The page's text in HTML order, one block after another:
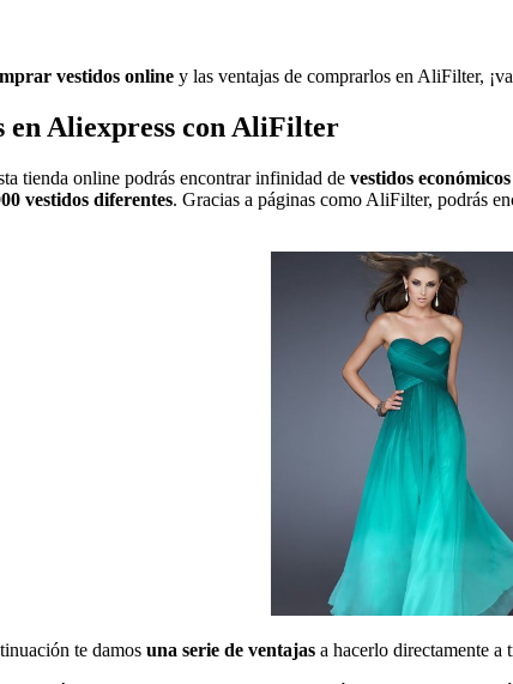
vestidos online y las ventajas de comprarlos en AliFilter,
en Aliexpress con AliFilter
tienda online podrás encontrar infinidad de vestidos económicos
vestidos diferentes. Gracias a páginas como AliFilter, podrás
te damos una serie de ventajas a hacerlo directamente a